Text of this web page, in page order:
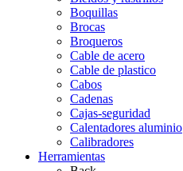
Boquillas
Brocas
Broqueros
Cable de acero
Cable de plastico
Cabos
Cadenas
Cajas-seguridad
Calentadores aluminio
Calibradores
Herramientas